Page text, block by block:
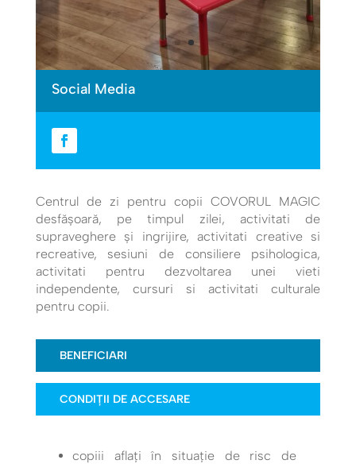
Social Media
Centrul de zi pentru copii COVORUL MAGIC
desfășoară, pe timpul zilei, activitati de
supraveghere și ingrijire, activitati creative si
recreative, sesiuni de consiliere psihologica,
activitati pentru dezvoltarea unei vieti
independente, cursuri si activitati culturale
pentru copii.
BENEFICIARI
CONDIȚII DE ACCESARE
copiii aflați în situație de risc de